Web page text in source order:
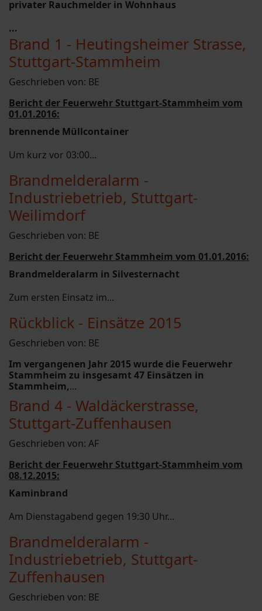
privater Rauchmelder in Wohnhaus
...
Brand 1 - Heutingsheimer Strasse,
Stuttgart-Stammheim
Geschrieben von: BE
Bericht der Feuerwehr Stuttgart-Stammheim vom
01.01.2016:
brennende Müllcontainer
Um kurz vor 03:00...
Brandmelderalarm -
Industriebetrieb, Stuttgart-
Weilimdorf
Geschrieben von: BE
Bericht der Feuerwehr Stammheim vom 01.01.2016:
Brandmelderalarm in Silvesternacht
Zum ersten Einsatz im...
Rückblick - Einsätze 2015
Geschrieben von: BE
Im vergangenen Jahr 2015 wurde die Feuerwehr
Stammheim zu insgesamt 47 Einsätzen in
Stammheim,...
Brand 4 - Waldäckerstrasse,
Stuttgart-Zuffenhausen
Geschrieben von: AF
Bericht der Feuerwehr Stuttgart-Stammheim vom
08.12.2015:
Kaminbrand
Am Dienstagabend gegen 19:30 Uhr...
Brandmelderalarm -
Industriebetrieb, Stuttgart-
Zuffenhausen
Geschrieben von: BE